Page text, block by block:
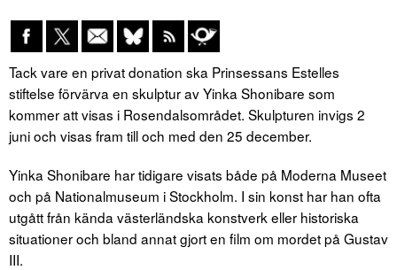
Tack vare en privat donation ska Prinsessans Estelles
stiftelse förvärva en skulptur av Yinka Shonibare som
kommer att visas i Rosendalsområdet. Skulpturen invigs 2
juni och visas fram till och med den 25 december.
Yinka Shonibare har tidigare visats både på Moderna Museet
och på Nationalmuseum i Stockholm. I sin konst har han ofta
utgått från kända västerländska konstverk eller historiska
situationer och bland annat gjort en film om mordet på Gustav
III.